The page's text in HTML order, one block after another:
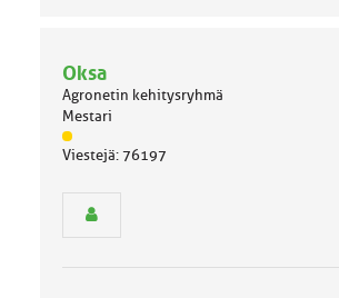
Oksa
Agronetin kehitysryhmä
Mestari
J
ä
Viestejä: 76197